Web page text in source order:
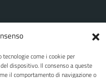
come i cookie per
dispositivo. Il consenso a queste
il comportamento di navigazione o